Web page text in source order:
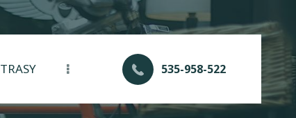
TRASY 535-958-522